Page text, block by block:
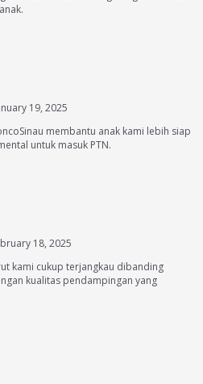
19, 2025
membantu anak kami lebih siap
untuk masuk PTN.
18, 2025
kami cukup terjangkau dibanding
kualitas pendampingan yang